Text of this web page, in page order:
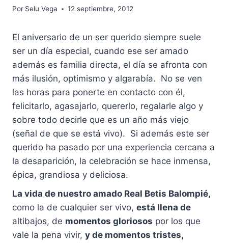
Por Selu Vega 12 septiembre, 2012
El aniversario de un ser querido siempre suele
ser un día especial, cuando ese ser amado
además es familia directa, el día se afronta con
más ilusión, optimismo y algarabía. No se ven
las horas para ponerte en contacto con él,
felicitarlo, agasajarlo, quererlo, regalarle algo y
sobre todo decirle que es un año más viejo
(señal de que se está vivo). Si además este ser
querido ha pasado por una experiencia cercana a
la desaparición, la celebración se hace inmensa,
épica, grandiosa y deliciosa.
La vida de nuestro amado Real Betis Balompié,
como la de cualquier ser vivo, está llena de
altibajos, de momentos gloriosos por los que
vale la pena vivir, y de momentos tristes,